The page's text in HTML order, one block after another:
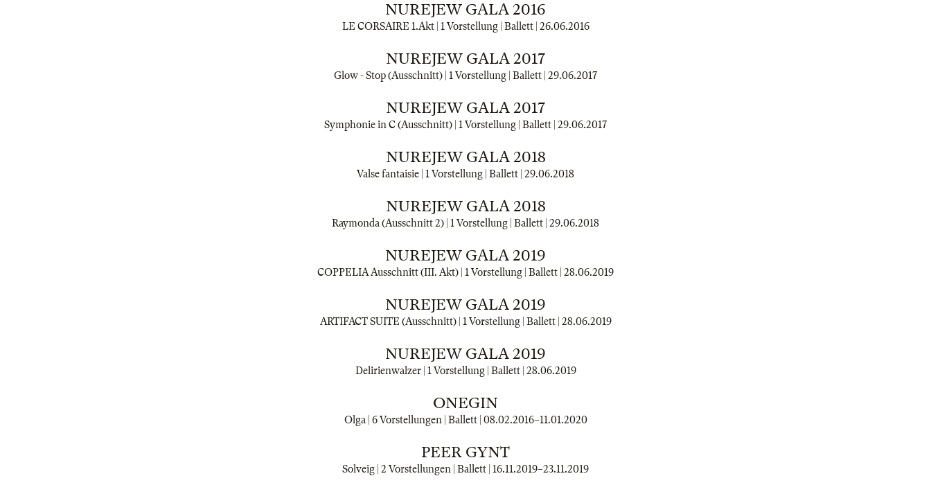
NUREJEW GALA 2016
LE CORSAIRE 1.Akt | 1 Vorstellung | Ballett | 26.06.2016
NUREJEW GALA 2017
Glow - Stop (Ausschnitt) | 1 Vorstellung | Ballett | 29.06.2017
NUREJEW GALA 2017
Symphonie in C (Ausschnitt) | 1 Vorstellung | Ballett | 29.06.2017
NUREJEW GALA 2018
Valse fantaisie | 1 Vorstellung | Ballett | 29.06.2018
NUREJEW GALA 2018
Raymonda (Ausschnitt 2) | 1 Vorstellung | Ballett | 29.06.2018
NUREJEW GALA 2019
COPPELIA Ausschnitt (III. Akt) | 1 Vorstellung | Ballett | 28.06.2019
NUREJEW GALA 2019
ARTIFACT SUITE (Ausschnitt) | 1 Vorstellung | Ballett | 28.06.2019
NUREJEW GALA 2019
Delirienwalzer | 1 Vorstellung | Ballett | 28.06.2019
ONEGIN
Olga | 6 Vorstellungen | Ballett | 08.02.2016–11.01.2020
PEER GYNT
Solveig | 2 Vorstellungen | Ballett | 16.11.2019–23.11.2019